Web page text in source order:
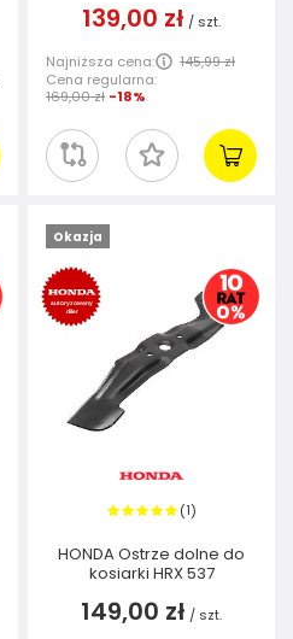
139,00 zł / szt.
Najniższa cena:
145,99 zł
Cena regularna:
169,00 zł -18%
Okazja
(1)
HONDA Ostrze dolne do
kosiarki HRX 537
149,00 zł / szt.